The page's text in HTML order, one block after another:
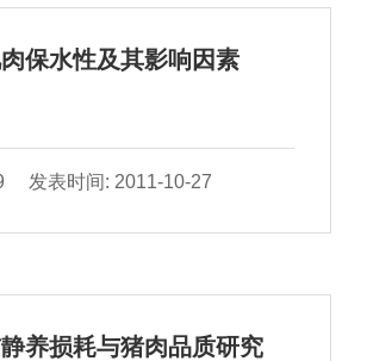
保水性及其影响因素
发表时间: 2011-10-27
养损耗与猪肉品质研究